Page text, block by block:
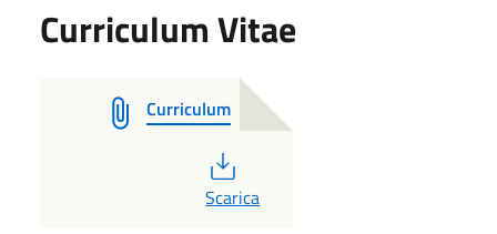
Curriculum Vitae
Curriculum
PDF
Scarica